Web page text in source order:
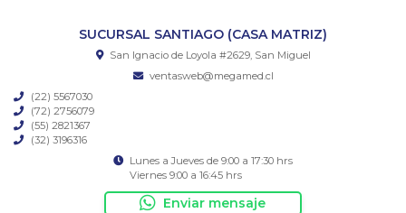
SUCURSAL SANTIAGO (CASA MATRIZ)
San Ignacio de Loyola #2629, San Miguel
ventasweb@megamed.cl
(22) 5567030
(72) 2756079
(55) 2821367
(32) 3196316
Lunes a Jueves de 9:00 a 17:30 hrs
Viernes 9:00 a 16:45 hrs
Enviar mensaje